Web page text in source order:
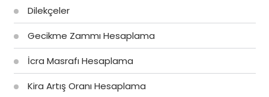
Dilekçeler
Gecikme Zammı Hesaplama
İcra Masrafı Hesaplama
Kira Artış Oranı Hesaplama